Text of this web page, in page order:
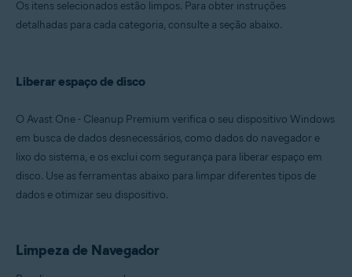
Os itens selecionados estão limpos. Para obter instruções
detalhadas para cada categoria, consulte a seção abaixo.
Liberar espaço de disco
O Avast One - Cleanup Premium verifica o seu dispositivo Windows
em busca de dados desnecessários, como dados do navegador e
lixo do sistema, e os exclui com segurança para liberar espaço em
disco. Use as ferramentas abaixo para limpar diferentes tipos de
dados e otimizar seu dispositivo.
Limpeza de Navegador